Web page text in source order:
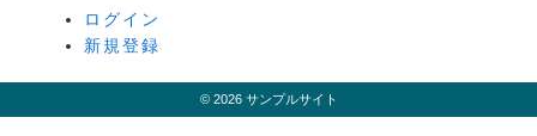
ログイン
新規登録
© 2026 サンプルサイト